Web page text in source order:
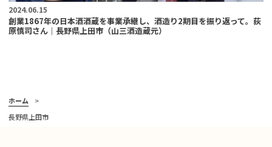
2024.06.15
創業1867年の日本酒酒蔵を事業承継し、酒造り2期目を振り返って。荻
原慎司さん｜長野県上田市（山三酒造蔵元）
ホーム
長野県上田市